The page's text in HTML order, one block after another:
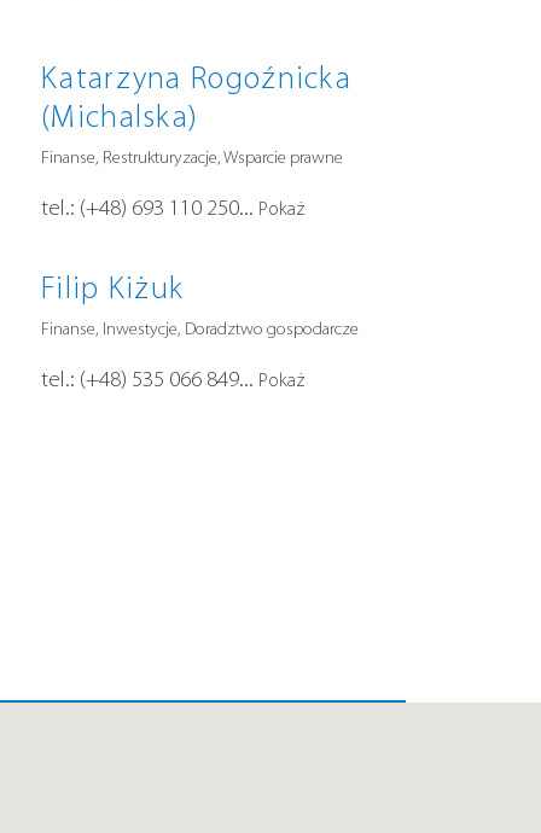
Katarzyna Rogoźnicka
(Michalska)
Finanse, Restrukturyzacje, Wsparcie prawne
tel.: (+48) 693 110 250... Pokaż
Filip Kiżuk
Finanse, Inwestycje, Doradztwo gospodarcze
tel.: (+48) 535 066 849... Pokaż